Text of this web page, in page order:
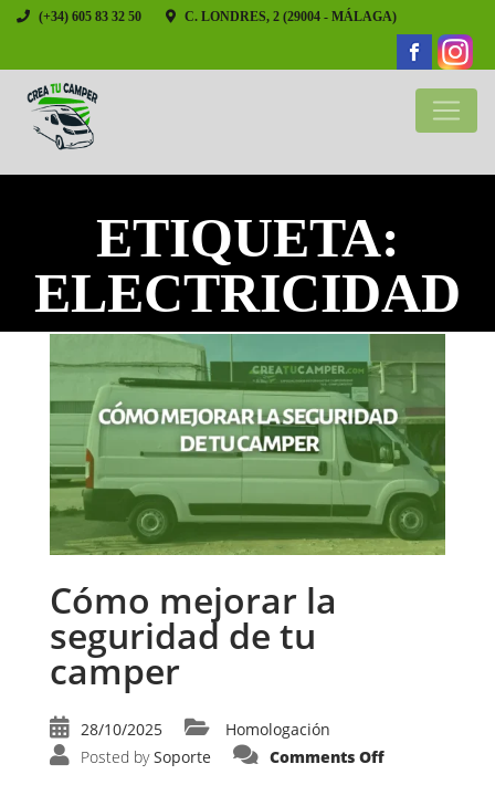
(+34) 605 83 32 50 C. LONDRES, 2 (29004 - MÁLAGA)
ETIQUETA:
ELECTRICIDAD
Cómo mejorar la
seguridad de tu
camper
28/10/2025
Homologación
Posted by Soporte Comments Offon